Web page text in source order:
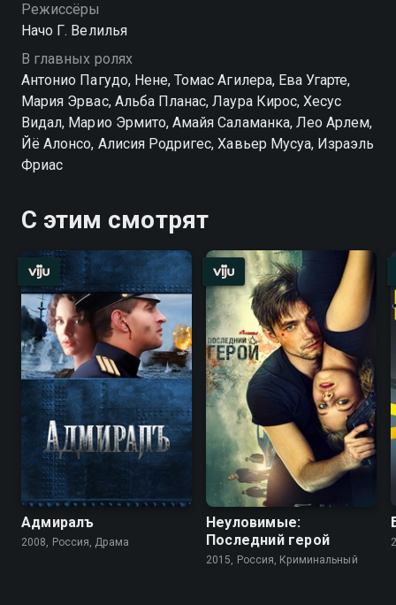
Режиссёры
Начо Г. Велилья
В главных ролях
Антонио Пагудо, Нене, Томас Агилера, Ева Угарте,
Мария Эрвас, Альба Планас, Лаура Кирос, Хесус
Видал, Марио Эрмито, Амайя Саламанка, Лео Арлем,
Йё Алонсо, Алисия Родригес, Хавьер Мусуа, Израэль
Фриас
С этим смотрят
Адмиралъ
2008, Россия, Драма
Неуловимые:
Последний герой
2015, Россия, Криминальный